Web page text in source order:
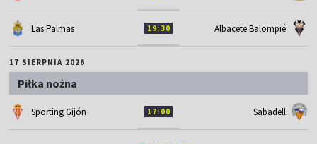
Las Palmas 19:30 Albacete Balompié
17 SIERPNIA 2026
Piłka nożna
Sporting Gijón 17:00 Sabadell